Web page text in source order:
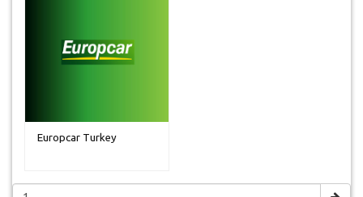
Europcar Turkey